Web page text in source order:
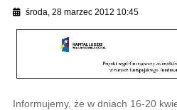
środa, 28 marzec 2012 10:45
Informujemy, że w dniach 16-20